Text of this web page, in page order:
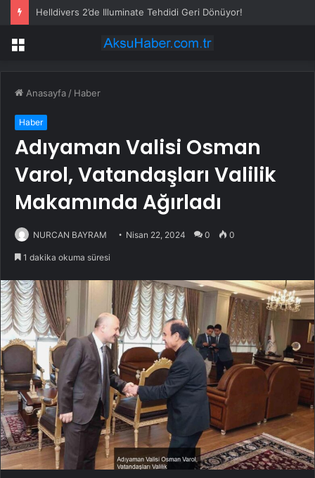
Helldivers 2’de Illuminate Tehdidi Geri Dönüyor!
Menü
Anasayfa / Haber
Haber
Adıyaman Valisi Osman
Varol, Vatandaşları Valilik
Makamında Ağırladı
NURCAN BAYRAM Nisan 22, 2024 0 0
1 dakika okuma süresi